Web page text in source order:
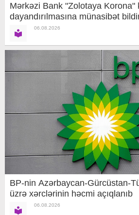
Mərkəzi Bank "Zolotaya Korona"
dayandırılmasına münasibət
06.08.2026
BP-nin Azərbaycan-Gürcüstan-
üzrə xərclərinin həcmi açıqlanıb
06.08.2026